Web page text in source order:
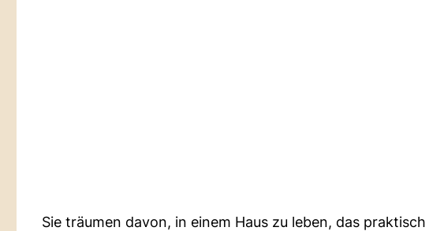
Sie träumen davon, in einem Haus zu leben, das